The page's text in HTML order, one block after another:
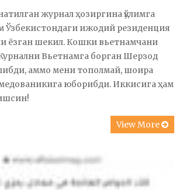
журнал ҳозиргина қўлимга
Ўзбекистондаги ижодий резиденция
ёзган шекил. Кошки вьетнамчани
Вьетнамга борган Шерзод
аммо мени тополмай, шоира
юборибди. Иккисига ҳам
View More